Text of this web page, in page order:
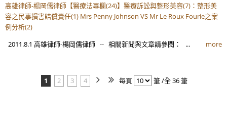
高雄律師-楊岡儒律師【醫療法專欄(24)】醫療訴訟與整形美容(7)：整形美
容之民事損害賠償責任(1) Mrs Penny Johnson VS Mr Le Roux Fourie之案
例分析(2)
2011.8.1 高雄律師-楊岡儒律師 -- 相關新聞與文章請參閱： ...
more
1 2 3 4 每頁 筆 /全 36 筆